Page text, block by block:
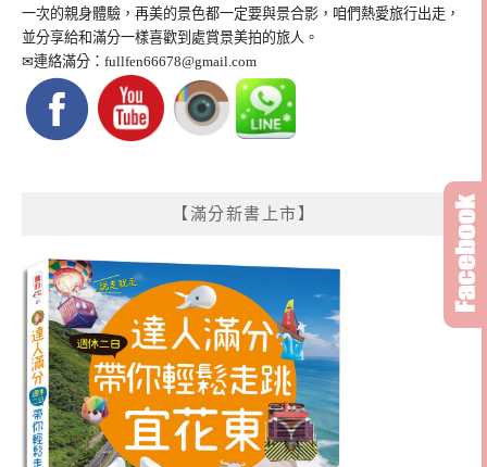
一次的親身體驗，再美的景色都一定要與景合影，咱們熱愛旅行出走，
並分享給和滿分一樣喜歡到處賞景美拍的旅人。
✉連絡滿分： fullfen66678@gmail.com
【滿分新書上市】